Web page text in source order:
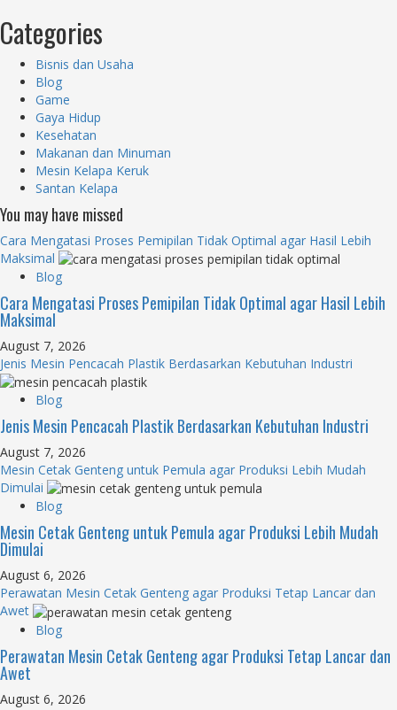
Categories
Bisnis dan Usaha
Blog
Game
Gaya Hidup
Kesehatan
Makanan dan Minuman
Mesin Kelapa Keruk
Santan Kelapa
You may have missed
Cara Mengatasi Proses Pemipilan Tidak Optimal agar Hasil Lebih
Maksimal
Blog
Cara Mengatasi Proses Pemipilan Tidak Optimal agar Hasil Lebih
Maksimal
August 7, 2026
Jenis Mesin Pencacah Plastik Berdasarkan Kebutuhan Industri
Blog
Jenis Mesin Pencacah Plastik Berdasarkan Kebutuhan Industri
August 7, 2026
Mesin Cetak Genteng untuk Pemula agar Produksi Lebih Mudah
Dimulai
Blog
Mesin Cetak Genteng untuk Pemula agar Produksi Lebih Mudah
Dimulai
August 6, 2026
Perawatan Mesin Cetak Genteng agar Produksi Tetap Lancar dan
Awet
Blog
Perawatan Mesin Cetak Genteng agar Produksi Tetap Lancar dan
Awet
August 6, 2026